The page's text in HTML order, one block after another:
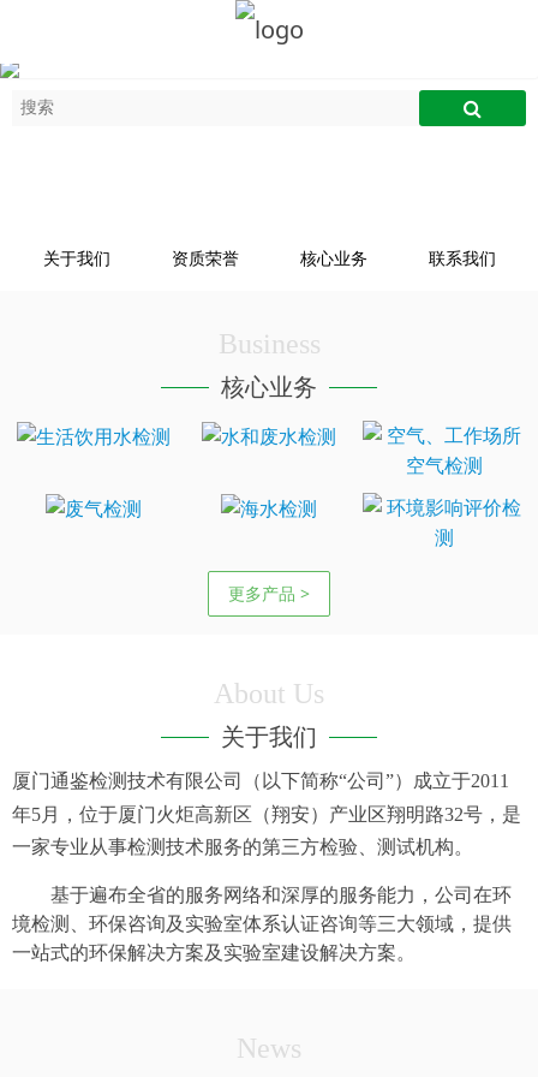
关于我们 资质荣誉 核心业务 联系我们
Business
核心业务
更多产品 >
About Us
关于我们
厦门通鉴检测技术有限公司（以下简称“公司”）成立于2011
年5月，位于厦门火炬高新区（翔安）产业区翔明路32号，是
一家专业从事检测技术服务的第三方检验、测试机构。
基于遍布全省的服务网络和深厚的服务能力，公司在环
境检测、环保咨询及实验室体系认证咨询等三大领域，提供
一站式的环保解决方案及实验室建设解决方案。
News